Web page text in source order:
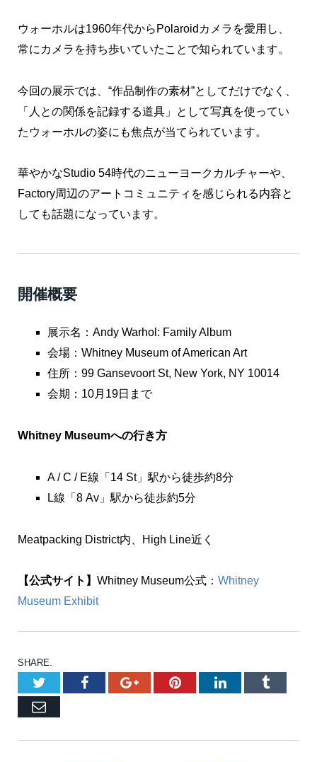
ウォーホルは1960年代からPolaroidカメラを愛用し、
常にカメラを持ち歩いていたことで知られています。
今回の展示では、“作品制作の素材”としてだけでなく、
「人との関係を記録する道具」として写真を使ってい
たウォーホルの姿にも焦点が当てられています。
華やかなStudio 54時代のニューヨークカルチャーや、
Factory周辺のアートコミュニティを感じられる内容と
しても話題になっています。
開催概要
展示名：Andy Warhol: Family Album
会場：Whitney Museum of American Art
住所：99 Gansevoort St, New York, NY 10014
会期：10月19日まで
Whitney Museumへの行き方
A / C / E線「14 St」駅から徒歩約8分
L線「8 Av」駅から徒歩約5分
Meatpacking District内、High Line近く
【公式サイト】 Whitney Museum公式： Whitney
Museum Exhibit
SHARE.
TwitterFacebookGoogle+PinterestLinkedInTumblr
Email